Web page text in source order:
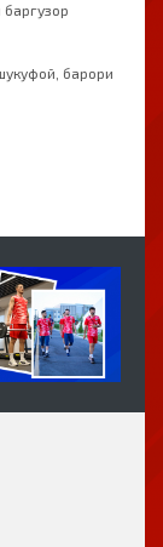
барори